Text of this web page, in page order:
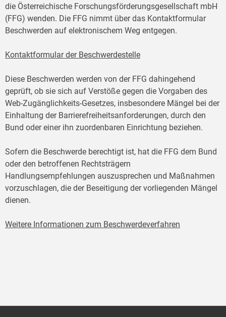
die Österreichische Forschungsförderungsgesellschaft mbH
(FFG) wenden. Die FFG nimmt über das Kontaktformular
Beschwerden auf elektronischem Weg entgegen.
Kontaktformular der Beschwerdestelle
Diese Beschwerden werden von der FFG dahingehend
geprüft, ob sie sich auf Verstöße gegen die Vorgaben des
Web-Zugänglichkeits-Gesetzes, insbesondere Mängel bei der
Einhaltung der Barrierefreiheitsanforderungen, durch den
Bund oder einer ihn zuordenbaren Einrichtung beziehen.
Sofern die Beschwerde berechtigt ist, hat die FFG dem Bund
oder den betroffenen Rechtsträgern
Handlungsempfehlungen auszusprechen und Maßnahmen
vorzuschlagen, die der Beseitigung der vorliegenden Mängel
dienen.
Weitere Informationen zum Beschwerdeverfahren